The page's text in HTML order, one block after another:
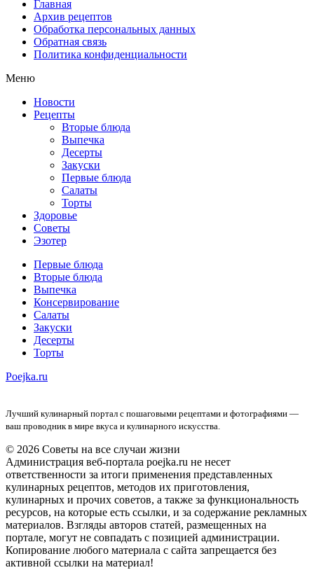
Главная
Архив рецептов
Обработка персональных данных
Обратная связь
Политика конфиденциальности
Меню
Новости
Рецепты
Вторые блюда
Выпечка
Десерты
Закуски
Первые блюда
Салаты
Торты
Здоровье
Советы
Эзотер
Первые блюда
Вторые блюда
Выпечка
Консервирование
Салаты
Закуски
Десерты
Торты
Poejka.ru
Лучший кулинарный портал с пошаговыми рецептами и фотографиями —
ваш проводник в мире вкуса и кулинарного искусства.
© 2026 Советы на все случаи жизни
Администрация веб-портала poejka.ru не несет
ответственности за итоги применения представленных
кулинарных рецептов, методов их приготовления,
кулинарных и прочих советов, а также за функциональность
ресурсов, на которые есть ссылки, и за содержание рекламных
материалов. Взгляды авторов статей, размещенных на
портале, могут не совпадать с позицией администрации.
Копирование любого материала с сайта запрещается без
активной ссылки на материал!